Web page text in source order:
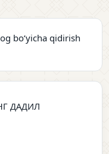
bo‘yicha qidirish
ДАДИЛ